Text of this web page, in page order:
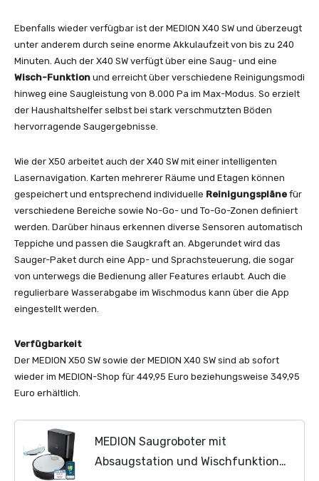
Ebenfalls wieder verfügbar ist der MEDION X40 SW und überzeugt
unter anderem durch seine enorme Akkulaufzeit von bis zu 240
Minuten. Auch der X40 SW verfügt über eine Saug- und eine
Wisch-Funktion und erreicht über verschiedene Reinigungsmodi
hinweg eine Saugleistung von 8.000 Pa im Max-Modus. So erzielt
der Haushaltshelfer selbst bei stark verschmutzten Böden
hervorragende Saugergebnisse.
Wie der X50 arbeitet auch der X40 SW mit einer intelligenten
Lasernavigation. Karten mehrerer Räume und Etagen können
gespeichert und entsprechend individuelle Reinigungspläne für
verschiedene Bereiche sowie No-Go- und To-Go-Zonen definiert
werden. Darüber hinaus erkennen diverse Sensoren automatisch
Teppiche und passen die Saugkraft an. Abgerundet wird das
Sauger-Paket durch eine App- und Sprachsteuerung, die sogar
von unterwegs die Bedienung aller Features erlaubt. Auch die
regulierbare Wasserabgabe im Wischmodus kann über die App
eingestellt werden.
Verfügbarkeit
Der MEDION X50 SW sowie der MEDION X40 SW sind ab sofort
wieder im MEDION-Shop für 449,95 Euro beziehungsweise 349,95
Euro erhältlich.
MEDION Saugroboter mit
Absaugstation und Wischfunktion